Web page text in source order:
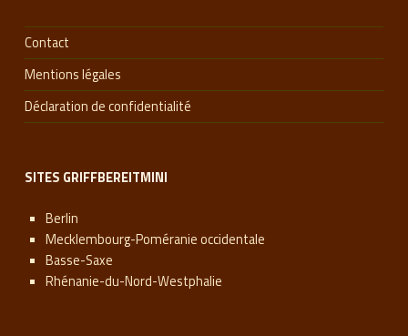
Contact
Mentions légales
Déclaration de confidentialité
SITES GRIFFBEREITMINI
Berlin
Mecklembourg-Poméranie occidentale
Basse-Saxe
Rhénanie-du-Nord-Westphalie